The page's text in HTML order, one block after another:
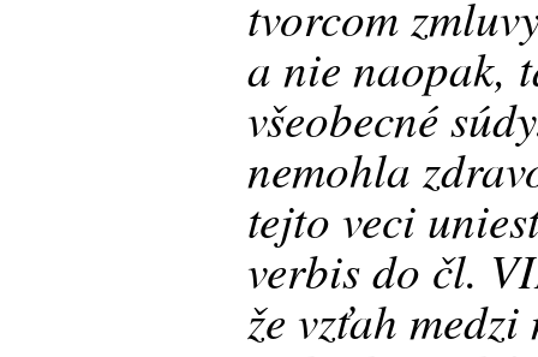
tvorcom
a nie naopak,
všeobecné
nemohla
tejto veci
verbis do čl.
že vzťah